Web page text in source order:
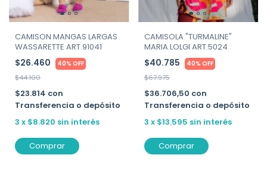
CAMISON MANGAS LARGAS
WASSARETTE ART.91041
$26.460 40% OFF
$44.100
$23.814 con
Transferencia o depósito
3 x $8.820 sin interés
Comprar
CAMISOLA "TURMALINE"
MARIA LOLGI ART.5024
$40.785 40% OFF
$67.975
$36.706,50 con
Transferencia o depósito
3 x $13.595 sin interés
Comprar